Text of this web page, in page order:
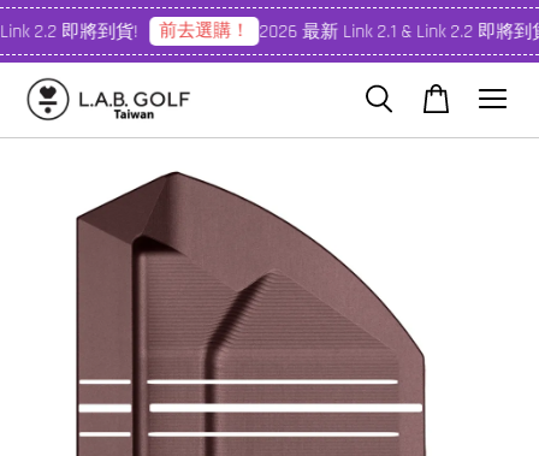
2.2 即將到貨! 前去選購！ 2026 最新 Link 2.1 & Link 2.2 即將到